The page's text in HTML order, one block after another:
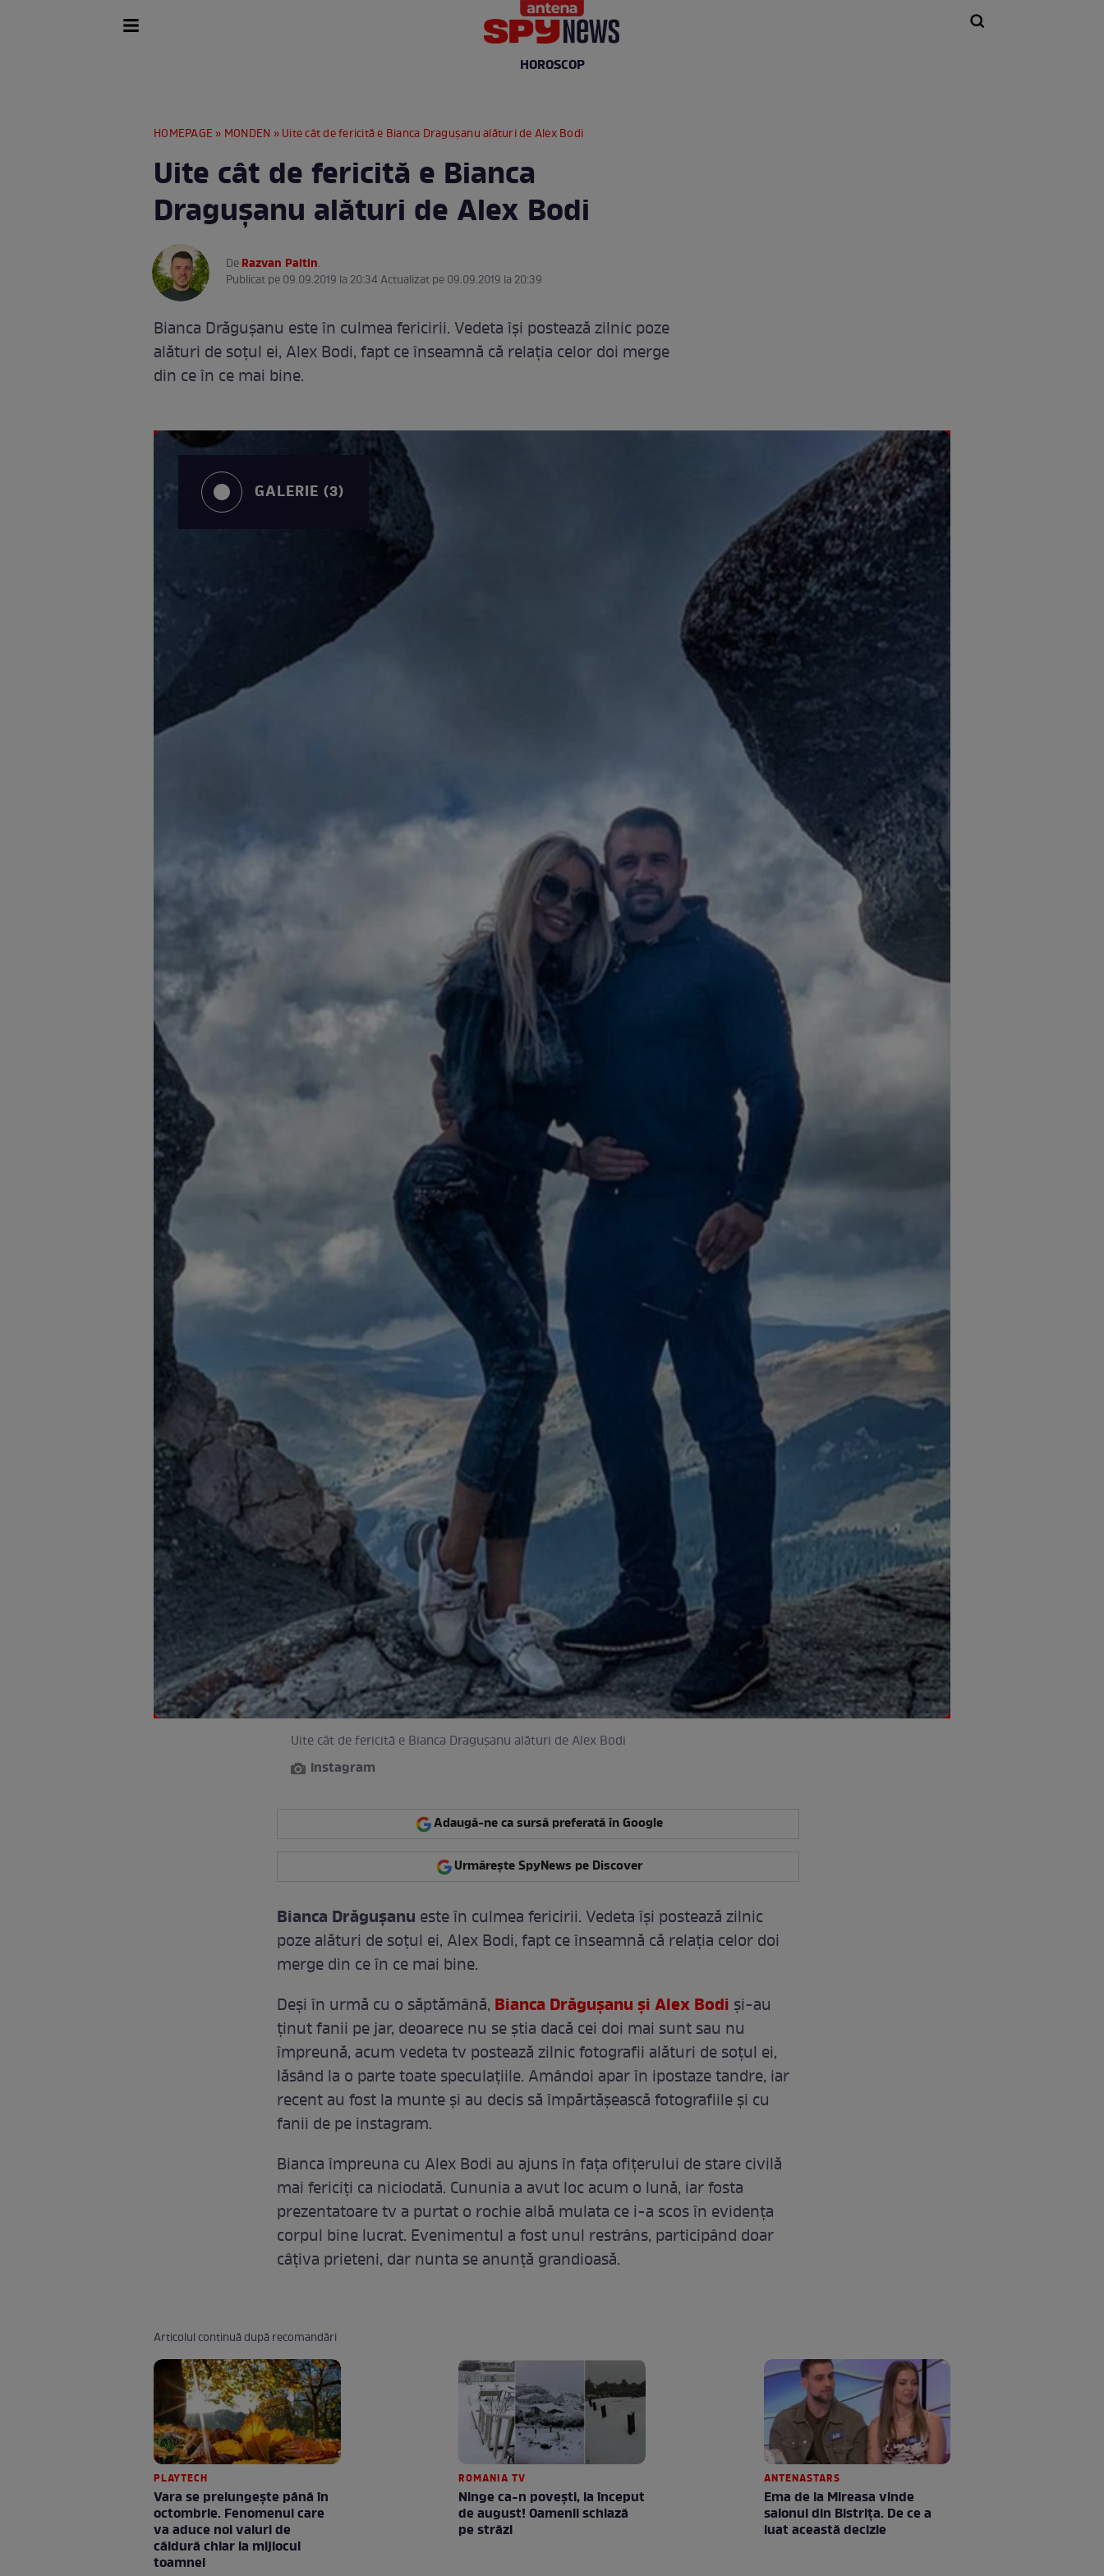
HOROSCOP
HOMEPAGE » MONDEN » Uite cât de fericită e Bianca Draguşanu alături de Alex Bodi
Uite cât de fericită e Bianca
Draguşanu alături de Alex Bodi
DeRazvan Paltin.
Publicat pe 09.09.2019 la 20:34 Actualizat pe 09.09.2019 la 20:39
Bianca Drăguşanu este în culmea fericirii. Vedeta îşi postează zilnic poze
alături de soţul ei, Alex Bodi, fapt ce înseamnă că relaţia celor doi merge
din ce în ce mai bine.
GALERIE (3)
Uite cât de fericită e Bianca Draguşanu alături de Alex Bodi
instagram
Adaugă-ne ca sursă preferată în Google
Urmărește SpyNews pe Discover
Bianca Drăguşanu este în culmea fericirii. Vedeta îşi postează zilnic
poze alături de soţul ei, Alex Bodi, fapt ce înseamnă că relaţia celor doi
merge din ce în ce mai bine.
Deşi în urmă cu o săptămână, Bianca Drăguşanu şi Alex Bodi şi-au
ţinut fanii pe jar, deoarece nu se ştia dacă cei doi mai sunt sau nu
împreună, acum vedeta tv postează zilnic fotografii alături de soţul ei,
lăsând la o parte toate speculaţiile. Amândoi apar în ipostaze tandre, iar
recent au fost la munte şi au decis să împărtăşească fotografiile şi cu
fanii de pe instagram.
Bianca împreuna cu Alex Bodi au ajuns în faţa ofiţerului de stare civilă
mai fericiţi ca niciodată. Cununia a avut loc acum o lună, iar fosta
prezentatoare tv a purtat o rochie albă mulata ce i-a scos în evidenţa
corpul bine lucrat. Evenimentul a fost unul restrâns, participând doar
câţiva prieteni, dar nunta se anunţă grandioasă.
Articolul continuă după recomandări
PLAYTECH
Vara se prelungeşte până în
octombrie. Fenomenul care
va aduce noi valuri de
căldură chiar la mijlocul
toamnei
ROMANIA TV
Ninge ca-n povești, la început
de august! Oamenii schiază
pe străzi
ANTENASTARS
Ema de la Mireasa vinde
salonul din Bistrița. De ce a
luat această decizie